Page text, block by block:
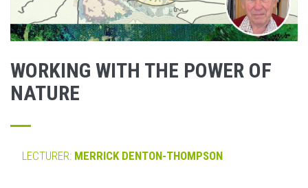
WORKING WITH THE POWER OF
NATURE
LECTURER: MERRICK DENTON-THOMPSON